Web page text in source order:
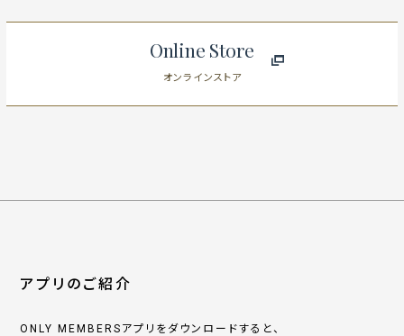
Online Store
オンラインストア
アプリのご紹介
ONLY MEMBERSアプリをダウンロードすると、